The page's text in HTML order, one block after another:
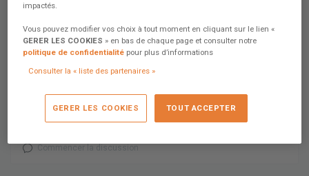
27 juillet 2022
Dernière étape dans la construction de notre Excess 14 : le
test en piscine.
Commencer la discussion
impactés.
Vous pouvez modifier vos choix à tout moment en cliquant sur le lien «
GERER LES COOKIES » en bas de chaque page et consulter notre
politique de confidentialité pour plus d’informations
Consulter la « liste des partenaires »
GERER LES COOKIES TOUT ACCEPTER